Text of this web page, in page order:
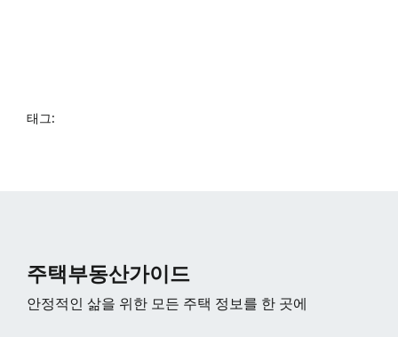
태그:
주택부동산가이드
안정적인 삶을 위한 모든 주택 정보를 한 곳에